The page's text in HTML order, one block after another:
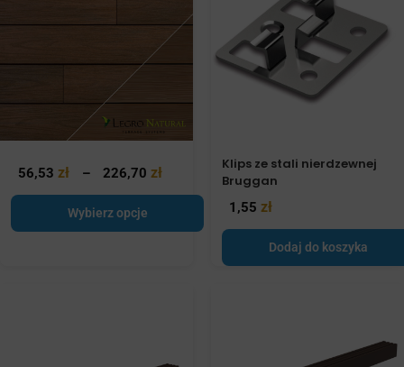
56,53 zł – 226,70 zł
Wybierz opcje
Klips ze stali nierdzewnej
Bruggan
1,55 zł
Dodaj do koszyka